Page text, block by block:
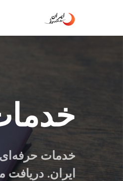
خدمات حرفه‌ای
ایران.